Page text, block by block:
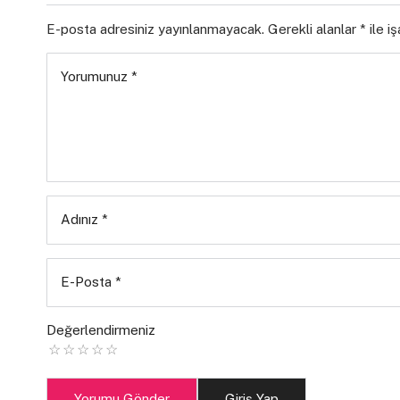
E-posta adresiniz yayınlanmayacak. Gerekli alanlar * ile
Yorumunuz *
Adınız *
E-Posta *
Değerlendirmeniz